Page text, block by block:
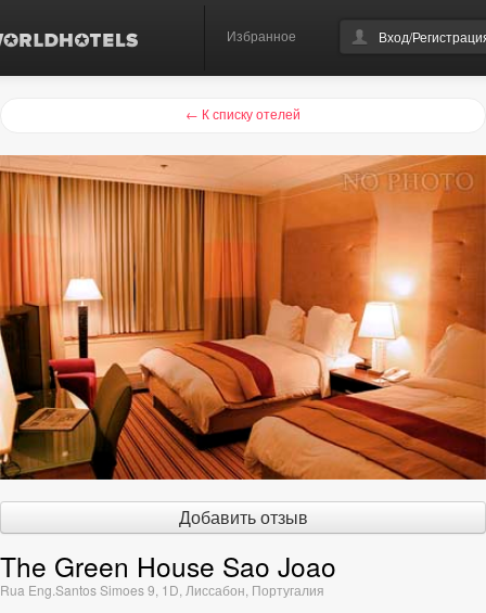
Избранное Вход/
← К списку отелей
Добавить отзыв
The Green House Sao Joao
Rua Eng.Santos Simoes 9, 1D Лиссабон Португалия